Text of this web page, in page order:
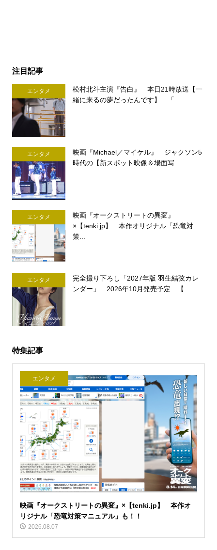
注目記事
エンタメ
松村北斗主演『告白』 本日21時放送【一
緒に来るの夢だったんです】 「...
エンタメ
映画『Michael／マイケル』 ジャクソン5
時代の【新スポット映像＆場面写...
エンタメ
映画『オークストリートの異変』
×【tenki.jp】 本作オリジナル「恐竜対
策...
エンタメ
完全撮り下ろし「2027年版 羽生結弦カレ
ンダー」 2026年10月発売予定 【...
特集記事
エンタメ
映画『オークストリートの異変』×【tenki.jp】 本作オ
リジナル「恐竜対策マニュアル」も！！
2026.08.07